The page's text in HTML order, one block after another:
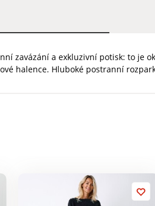
zavázání a exkluzivní potisk: to je
halence. Hluboké postranní